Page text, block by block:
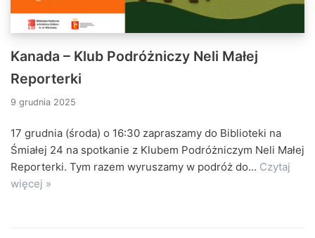
Kanada – Klub Podróżniczy Neli Małej
Reporterki
9 grudnia 2025
17 grudnia (środa) o 16:30 zapraszamy do Biblioteki na
Śmiałej 24 na spotkanie z Klubem Podróżniczym Neli Małej
Reporterki. Tym razem wyruszamy w podróż do… Czytaj
więcej »